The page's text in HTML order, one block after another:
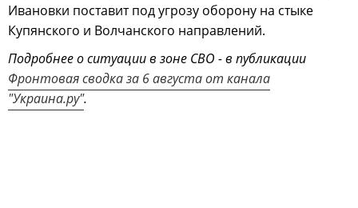
Ивановки поставит под угрозу оборону на стыке
Купянского и Волчанского направлений.
Подробнее о ситуации в зоне СВО - в публикации
Фронтовая сводка за 6 августа от канала
"Украина.ру".